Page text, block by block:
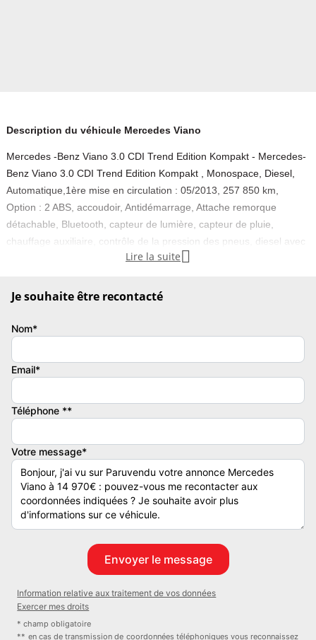
Description du véhicule Mercedes Viano
Mercedes -Benz Viano 3.0 CDI Trend Edition Kompakt - Mercedes-
Benz Viano 3.0 CDI Trend Edition Kompakt , Monospace, Diesel,
Automatique,1ère mise en circulation : 05/2013, 257 850 km,
Option : 2 ABS, accoudoir, Antidémarrage, Attache remorque
détachable, Bluetooth, capteur de lumière, capteur de pluie,
chauffage auxiliaire, contrôle de la pression des pneus, diesel avec
filtre à particules, direction assistée, ESP, fermeture centralisée,
lecteur CD, ordinateur de bord, phare anti-brouillard, phares bi-
extérieurs rabattables électriquement, sièges chauffants, système
de limitation de vitesse, radio, vitres électriques, vitres teintées,
volant en cuir et multifonction,.Sauf erreur ou omission. 14 970
euro.
Couleur
Bleu foncé
Vignette Crit’Air
2
Garantie mécanique
6 mois
Lire la suite 
Je souhaite être recontacté
Nom*
Email*
Téléphone **
Votre message*
Information relative aux traitement de vos données
Exercer mes droits
* champ obligatoire
** en cas de transmission de coordonnées téléphoniques vous reconnaissez